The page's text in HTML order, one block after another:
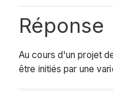
Réponse
Au cours d'un projet
être initiés par une